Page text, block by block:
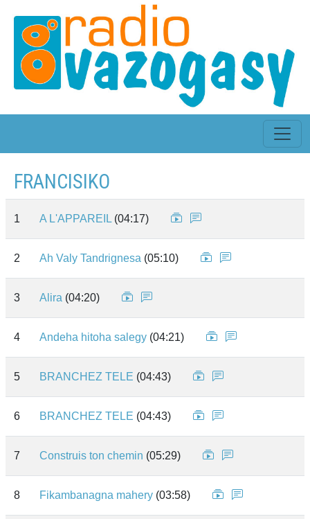
FRANCISIKO
1 A L'APPAREIL (04:17)
2 Ah Valy Tandrignesa (05:10)
3 Alira (04:20)
4 Andeha hitoha salegy (04:21)
5 BRANCHEZ TELE (04:43)
6 BRANCHEZ TELE (04:43)
7 Construis ton chemin (05:29)
8 Fikambanagna mahery (03:58)